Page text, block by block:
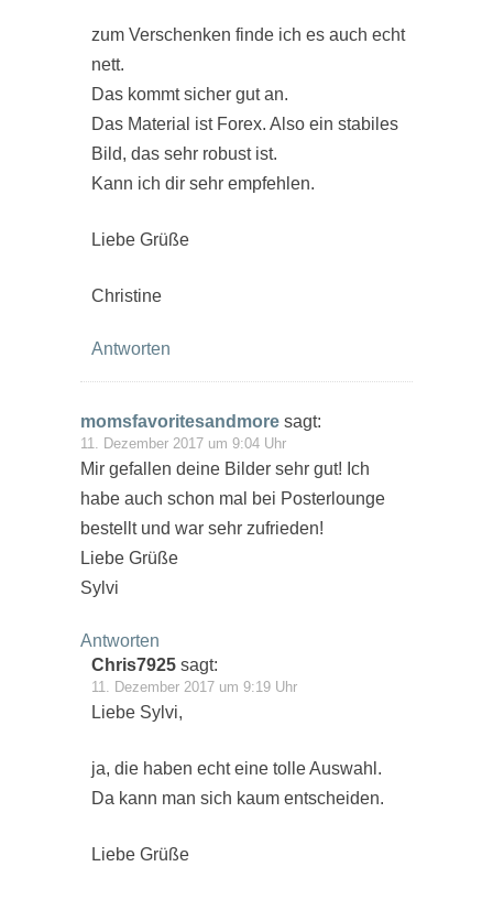
zum Verschenken finde ich es auch echt
nett.
Das kommt sicher gut an.
Das Material ist Forex. Also ein stabiles
Bild, das sehr robust ist.
Kann ich dir sehr empfehlen.
Liebe Grüße
Christine
Antworten
momsfavoritesandmore sagt:
11. Dezember 2017 um 9:04 Uhr
Mir gefallen deine Bilder sehr gut! Ich
habe auch schon mal bei Posterlounge
bestellt und war sehr zufrieden!
Liebe Grüße
Sylvi
Antworten
Chris7925 sagt:
11. Dezember 2017 um 9:19 Uhr
Liebe Sylvi,
ja, die haben echt eine tolle Auswahl.
Da kann man sich kaum entscheiden.
Liebe Grüße